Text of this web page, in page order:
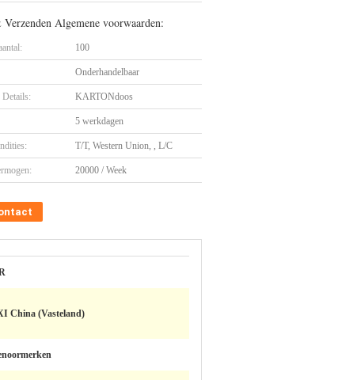
Algemene voorwaarden:
100
Onderhandelbaar
KARTONdoos
5 werkdagen
T/T, Western Union, , L/C
20000 / Week
China (Vasteland)